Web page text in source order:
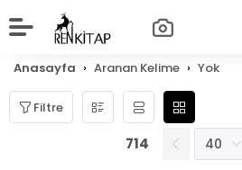
Anasayfa Aranan Kelime Yok
Filtre
714